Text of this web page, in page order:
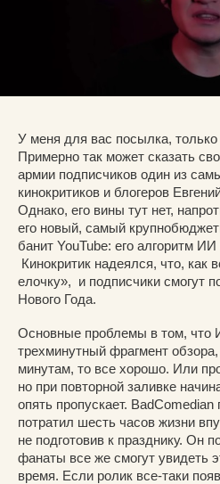
У меня для вас посылка,
Примерно так может сказать
армии подписчиков один из
кинокритиков и блогеров
Однако, его вины тут нет,
его новый, самый
банит YouTube: его алгоритм ИИ
Кинокритик надеялся, что, как
елочку», и подписчики смогут
Нового Года.
Основные проблемы в том, что
трехминутный фрагмент
минутам, то все хорошо. Или
но при повторной заливке
опять пропускает.
потратил шесть часов жизни
не подготовив к празднику. Он
фанаты все же смогут увидеть
время. Если ролик все-таки